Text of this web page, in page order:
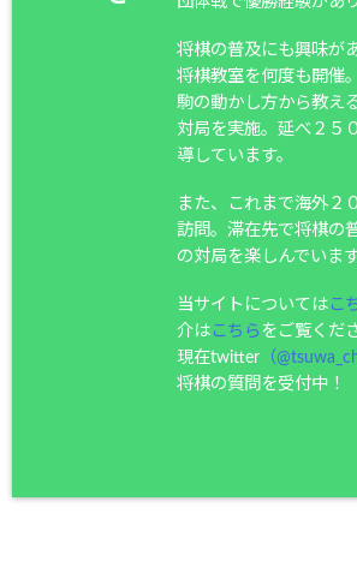
将棋の普及にも興味が
将棋教室を何度も開催。
駒の動かし方から教え
対局を実施。延べ２５
導しています。
また、これまで海外２
訪問。滞在先で将棋の
の対局を楽しんでいます
当サイトについてはこ
介はこちら をご覧くだ
現在twitter（
将棋の質問を受付中！